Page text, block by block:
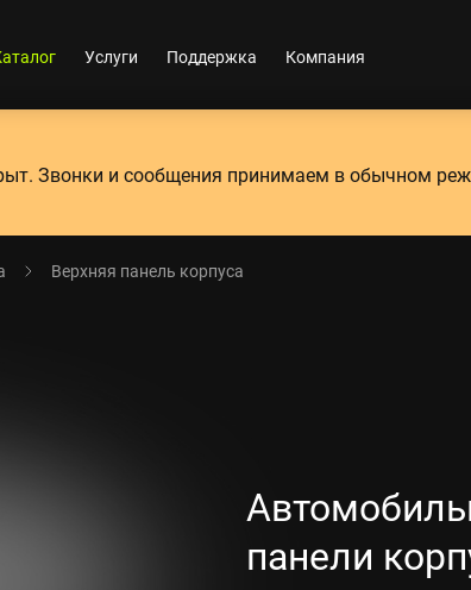
Услуги Поддержка Компания
Звонки и сообщения принимаем в обычном
Верхняя панель корпуса
панели